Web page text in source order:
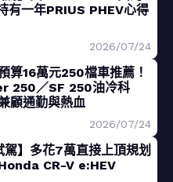
有一年PRIUS PHEV心得
2026/07/24
算16萬元250檔車推薦！
250／SF 250油冷科
顧通勤與熱血
2026/07/24
駕】多花7萬直接上頂規划
CR-V e:HEV